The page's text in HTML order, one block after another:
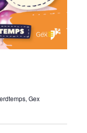
Gex